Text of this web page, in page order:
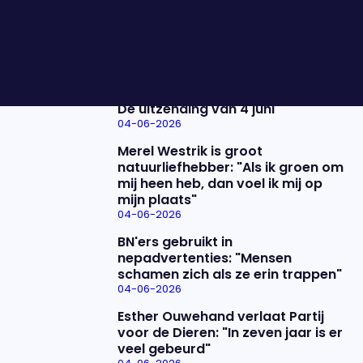
De uitzending van 4 juni
04-06-2026
Merel Westrik is groot
natuurliefhebber: "Als ik groen om
mij heen heb, dan voel ik mij op
mijn plaats"
04-06-2026
BN'ers gebruikt in
nepadvertenties: "Mensen
schamen zich als ze erin trappen"
04-06-2026
Esther Ouwehand verlaat Partij
voor de Dieren: "In zeven jaar is er
veel gebeurd"